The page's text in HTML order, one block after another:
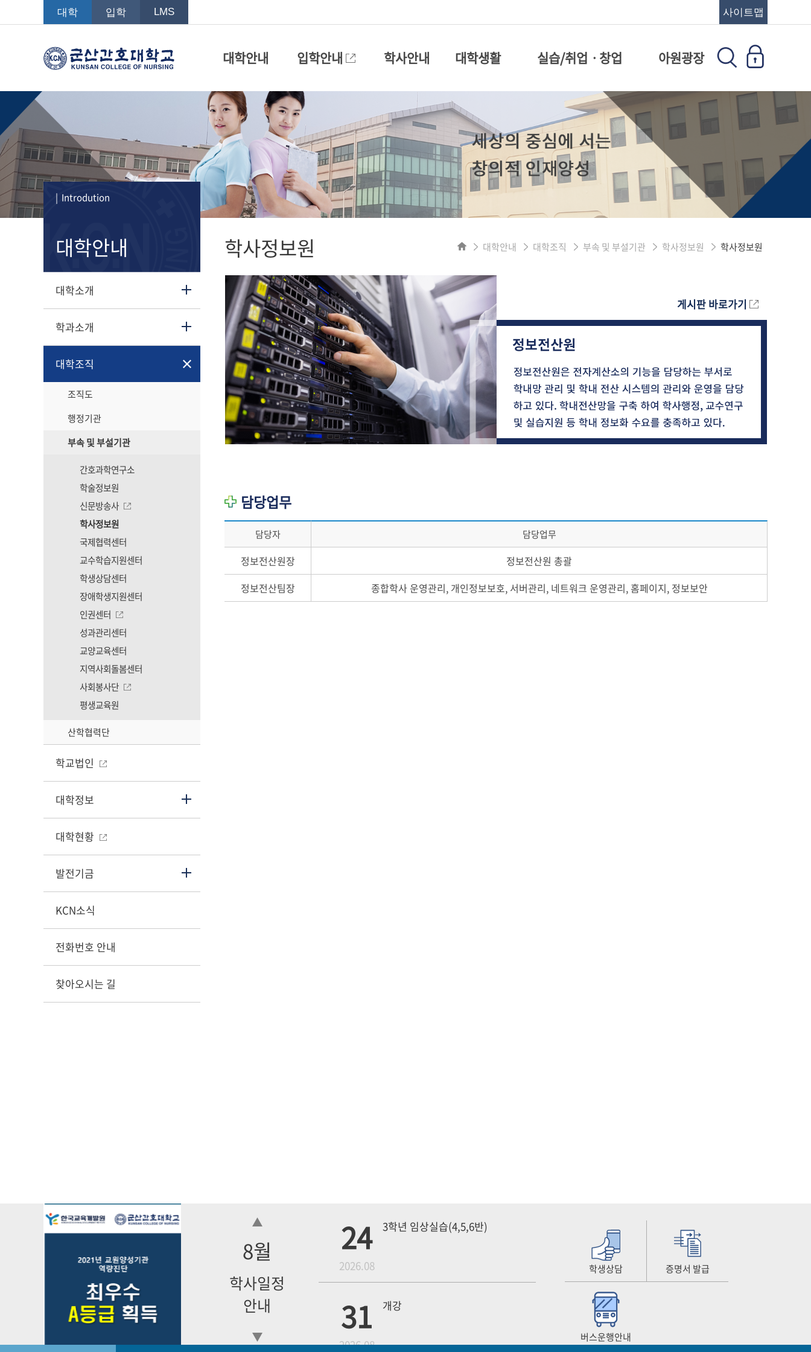
대학 입학 LMS 사이트맵
대학안내 입학안내 학사안내 대학생활 실습/취업ㆍ창업 아원광장
| Introdution
대학안내
대학소개
학과소개
대학조직
조직도
행정기관
부속 및 부설기관
간호과학연구소
학술정보원
신문방송사
학사정보원
국제협력센터
교수학습지원센터
학생상담센터
장애학생지원센터
인권센터
성과관리센터
교양교육센터
지역사회돌봄센터
사회봉사단
평생교육원
산학협력단
학교법인
대학정보
대학현황
발전기금
KCN소식
전화번호 안내
찾아오시는 길
학사정보원 대학안내 대학조직 부속 및 부설기관 학사정보원 학사정보원
게시판 바로가기
담당업무
담당자 담당업무
정보전산원장
정보전산원 총괄
정보전산팀장
종합학사 운영관리, 개인정보보호, 서버관리, 네트워크 운영관리, 홈페이지, 정보보안
8월
학사일정
안내
24
2026.08
3학년 임상실습(4,5,6반)
31
2026.08
개강
학생상담 증명서 발급
버스운행안내